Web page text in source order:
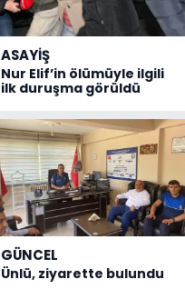
ASAYİŞ
Nur Elif’in ölümüyle ilgili
ilk duruşma görüldü
GÜNCEL
Ünlü, ziyarette bulundu